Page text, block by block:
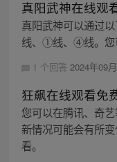
真阳武神在线观
真阳武神可以通过
线、①线、④线。您
1 个回答 2024年09
狂飙在线观看免
您可以在腾讯、奇
新情况可能会有所
看。